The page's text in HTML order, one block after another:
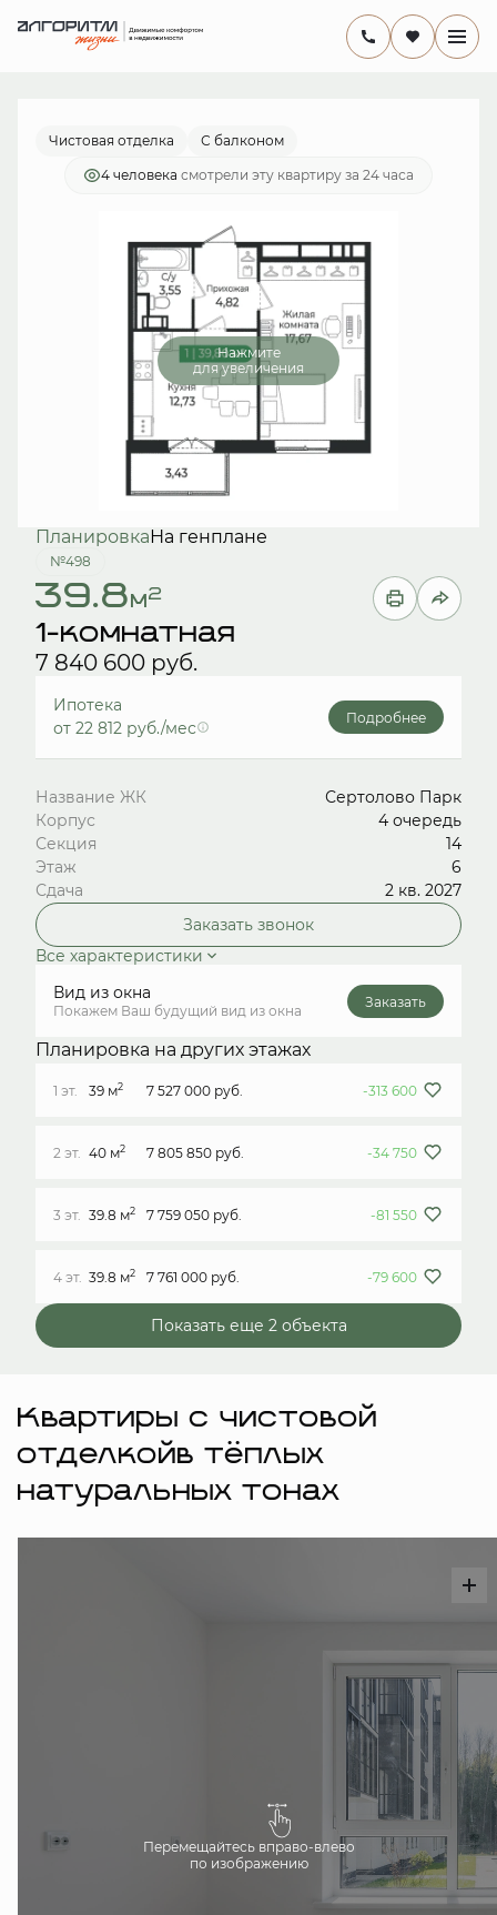
1-комнатная
7 840 600 руб.
от 22 812 руб./мес.
Чистовая отделка С балконом
4 человекa смотрели эту квартиру за 24 часа
Нажмите
для увеличения
ПланировкаНа генплане
№498
39.8м2
1-комнатная
7 840 600 руб.
Ипотека
от 22 812 руб./мес
Подробнее
Название ЖК
Сертолово Парк
Корпус
4 очередь
Секция
14
Этаж
6
Сдача
2 кв. 2027
Заказать звонок
Все характеристики
Вид из окна
Покажем Ваш будущий вид из окна
Заказать
Планировка на других этажах
1 эт. 39 м2 7 527 000 руб. -313 600
2 эт. 40 м2 7 805 850 руб. -34 750
3 эт. 39.8 м2 7 759 050 руб. -81 550
4 эт. 39.8 м2 7 761 000 руб. -79 600
Показать еще 2 объектa
Квартиры с чистовой
отделкойв тёплых
натуральных тонах
Перемещайтесь вправо-влево
по изображению